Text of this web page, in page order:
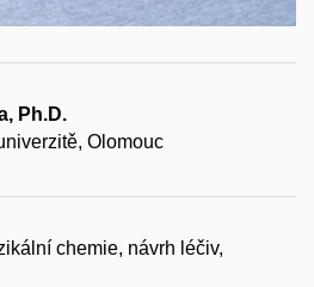
Ph.D.
Olomouc
chemie, návrh léčiv,